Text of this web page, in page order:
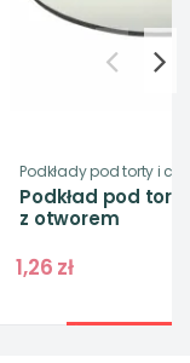
Podkłady pod torty i
Podkład pod tort
z otworem
1,26 zł